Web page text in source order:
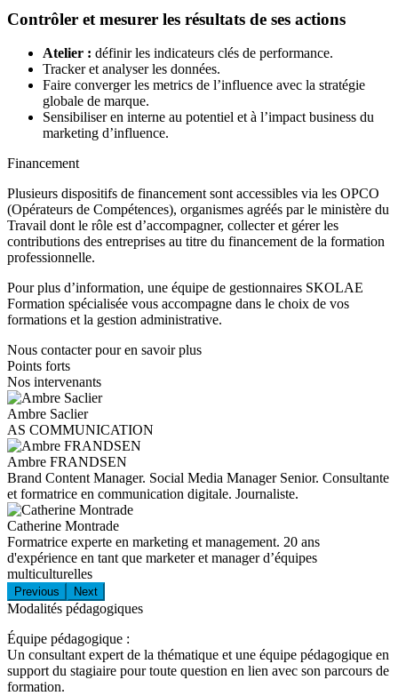
Contrôler et mesurer les résultats de ses actions
Atelier : définir les indicateurs clés de performance.
Tracker et analyser les données.
Faire converger les metrics de l’influence avec la stratégie
globale de marque.
Sensibiliser en interne au potentiel et à l’impact business du
marketing d’influence.
Financement
Plusieurs dispositifs de financement sont accessibles via les OPCO
(Opérateurs de Compétences), organismes agréés par le ministère du
Travail dont le rôle est d’accompagner, collecter et gérer les
contributions des entreprises au titre du financement de la formation
professionnelle.
Pour plus d’information, une équipe de gestionnaires SKOLAE
Formation spécialisée vous accompagne dans le choix de vos
formations et la gestion administrative.
Nous contacter pour en savoir plus
Points forts
Nos intervenants
Ambre Saclier
AS COMMUNICATION
Ambre FRANDSEN
Brand Content Manager. Social Media Manager Senior. Consultante
et formatrice en communication digitale. Journaliste.
Catherine Montrade
Formatrice experte en marketing et management. 20 ans
d'expérience en tant que marketer et manager d’équipes
multiculturelles
Previous Next
Modalités pédagogiques
Équipe pédagogique :
Un consultant expert de la thématique et une équipe pédagogique en
support du stagiaire pour toute question en lien avec son parcours de
formation.